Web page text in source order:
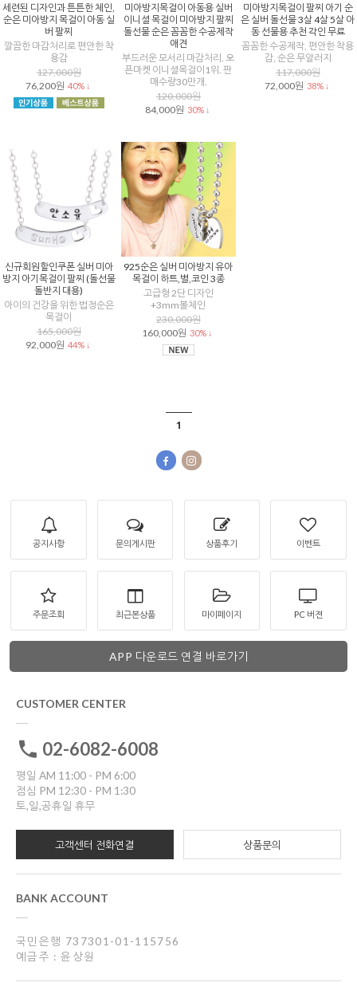
세련된 디자인과 튼튼한 체인,
순은 미아방지 목걸이 아동 실
버 팔찌
깔끔한 마감처리로 편안한 착
용감
127,000원
76,200원 40% ↓
미아방지목걸이 아동용 실버
이니셜 목걸이 미아방지 팔찌
돌선물 순은 꼼꼼한 수공제작
애견
부드러운 모서리 마감처리. 오
픈마켓 이니셜목걸이1위. 판
매수량30만개.
120,000원
84,000원 30% ↓
미아방지목걸이 팔찌 아기 순
은 실버 돌선물 3살 4살 5살 아
동 선물용 추천 각인 무료
꼼꼼한 수공제작, 편안한 착용
감, 순은 무알러지
117,000원
72,000원 38% ↓
신규회원할인쿠폰 실버 미아
방지 아기목걸이 팔찌 (돌선물
돌반지 대용)
아이의 건강을 위한 법정순은
목걸이
165,000원
92,000원 44% ↓
925순은 실버 미아방지 유아
목걸이 하트,별,코인 3종
고급형 2단 디자인
+3mm볼체인
230,000원
160,000원 30% ↓
1
공지사항 문의게시판 상품후기 이벤트
주문조회 최근본상품 마이페이지 PC 버젼
APP 다운로드 연결 바로가기
CUSTOMER CENTER
02-6082-6008
평일 AM 11:00 - PM 6:00
점심 PM 12:30 - PM 1:30
토,일,공휴일 휴무
고객센터 전화연결 상품문의
BANK ACCOUNT
국민은행 737301-01-115756
예금주 : 윤상원